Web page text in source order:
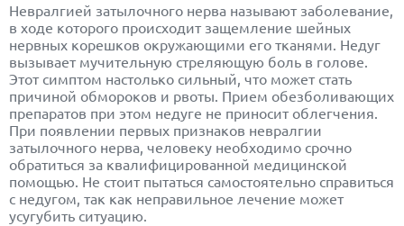
Невралгией затылочного нерва называют заболевание,
в ходе которого происходит защемление шейных
нервных корешков окружающими его тканями. Недуг
вызывает мучительную стреляющую боль в голове.
Этот симптом настолько сильный, что может стать
причиной обмороков и рвоты. Прием обезболивающих
препаратов при этом недуге не приносит облегчения.
При появлении первых признаков невралгии
затылочного нерва, человеку необходимо срочно
обратиться за квалифицированной медицинской
помощью. Не стоит пытаться самостоятельно справиться
с недугом, так как неправильное лечение может
усугубить ситуацию.